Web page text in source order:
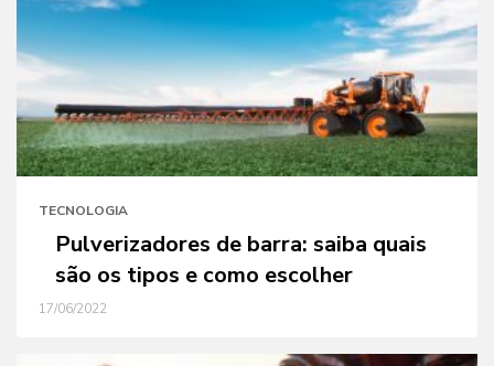
TECNOLOGIA
Pulverizadores de barra: saiba quais
são os tipos e como escolher
17/06/2022